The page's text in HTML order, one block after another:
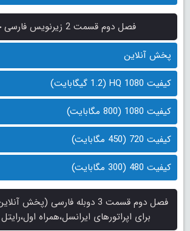
فصل دوم قسمت 2 زیرنویس فارسی چسبیده
پخش آنلاین
کیفیت 1080 HQ (1.2 گیگابایت)
کیفیت 1080 (800 مگابایت)
کیفیت 720 (450 مگابایت)
کیفیت 480 (300 مگابایت)
فصل دوم قسمت 3 دوبله فارسی (پخش
برای اپراتورهای ایرانسل،همراه